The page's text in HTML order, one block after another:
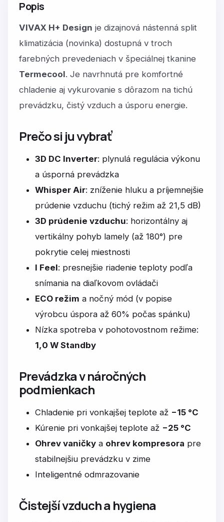
Popis
VIVAX H+ Design je dizajnová nástenná split
klimatizácia (novinka) dostupná v troch
farebných prevedeniach v špeciálnej tkanine
Termecool. Je navrhnutá pre komfortné
chladenie aj vykurovanie s dôrazom na tichú
prevádzku, čistý vzduch a úsporu energie.
Prečo si ju vybrať
3D DC Inverter: plynulá regulácia výkonu
a úsporná prevádzka
Whisper Air: zníženie hluku a príjemnejšie
prúdenie vzduchu (tichý režim až 21,5 dB)
3D prúdenie vzduchu: horizontálny aj
vertikálny pohyb lamely (až 180°) pre
pokrytie celej miestnosti
I Feel: presnejšie riadenie teploty podľa
snímania na diaľkovom ovládači
ECO režim a nočný mód (v popise
výrobcu úspora až 60% počas spánku)
Nízka spotreba v pohotovostnom režime:
1,0 W Standby
Prevádzka v náročných
podmienkach
Chladenie pri vonkajšej teplote až −15 °C
Kúrenie pri vonkajšej teplote až −25 °C
Ohrev vaničky a ohrev kompresora pre
stabilnejšiu prevádzku v zime
Inteligentné odmrazovanie
Čistejší vzduch a hygiena